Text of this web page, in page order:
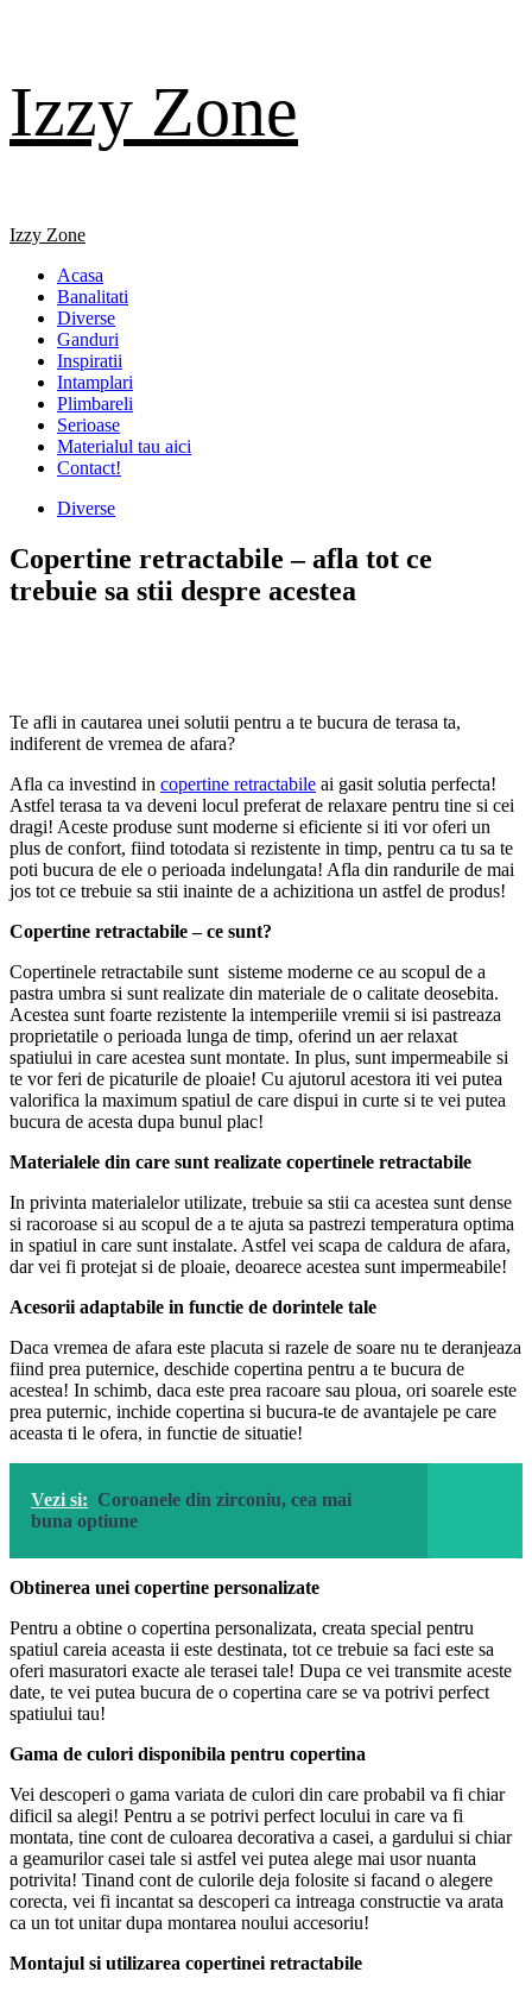
content
Izzy Zone
Primary
Izzy Zone
Acasa
Banalitati
Diverse
Ganduri
Inspiratii
Intamplari
Plimbareli
Serioase
Materialul tau aici
Contact!
Diverse
Copertine retractabile – afla tot ce
trebuie sa stii despre acestea
Te afli in cautarea unei solutii pentru a te bucura de terasa ta,
indiferent de vremea de afara?
Afla ca investind in copertine retractabile ai gasit solutia perfecta!
Astfel terasa ta va deveni locul preferat de relaxare pentru tine si cei
dragi! Aceste produse sunt moderne si eficiente si iti vor oferi un
plus de confort, fiind totodata si rezistente in timp, pentru ca tu sa te
poti bucura de ele o perioada indelungata! Afla din randurile de mai
jos tot ce trebuie sa stii inainte de a achizitiona un astfel de produs!
Copertine retractabile – ce sunt?
Copertinele retractabile sunt sisteme moderne ce au scopul de a
pastra umbra si sunt realizate din materiale de o calitate deosebita.
Acestea sunt foarte rezistente la intemperiile vremii si isi pastreaza
proprietatile o perioada lunga de timp, oferind un aer relaxat
spatiului in care acestea sunt montate. In plus, sunt impermeabile si
te vor feri de picaturile de ploaie! Cu ajutorul acestora iti vei putea
valorifica la maximum spatiul de care dispui in curte si te vei putea
bucura de acesta dupa bunul plac!
Materialele din care sunt realizate copertinele retractabile
In privinta materialelor utilizate, trebuie sa stii ca acestea sunt dense
si racoroase si au scopul de a te ajuta sa pastrezi temperatura optima
in spatiul in care sunt instalate. Astfel vei scapa de caldura de afara,
dar vei fi protejat si de ploaie, deoarece acestea sunt impermeabile!
Acesorii adaptabile in functie de dorintele tale
Daca vremea de afara este placuta si razele de soare nu te deranjeaza
fiind prea puternice, deschide copertina pentru a te bucura de
acestea! In schimb, daca este prea racoare sau ploua, ori soarele este
prea puternic, inchide copertina si bucura-te de avantajele pe care
aceasta ti le ofera, in functie de situatie!
Vezi si: Coroanele din zirconiu, cea mai
buna optiune
Obtinerea unei copertine personalizate
Pentru a obtine o copertina personalizata, creata special pentru
spatiul careia aceasta ii este destinata, tot ce trebuie sa faci este sa
oferi masuratori exacte ale terasei tale! Dupa ce vei transmite aceste
date, te vei putea bucura de o copertina care se va potrivi perfect
spatiului tau!
Gama de culori disponibila pentru copertina
Vei descoperi o gama variata de culori din care probabil va fi chiar
dificil sa alegi! Pentru a se potrivi perfect locului in care va fi
montata, tine cont de culoarea decorativa a casei, a gardului si chiar
a geamurilor casei tale si astfel vei putea alege mai usor nuanta
potrivita! Tinand cont de culorile deja folosite si facand o alegere
corecta, vei fi incantat sa descoperi ca intreaga constructie va arata
ca un tot unitar dupa montarea noului accesoriu!
Montajul si utilizarea copertinei retractabile